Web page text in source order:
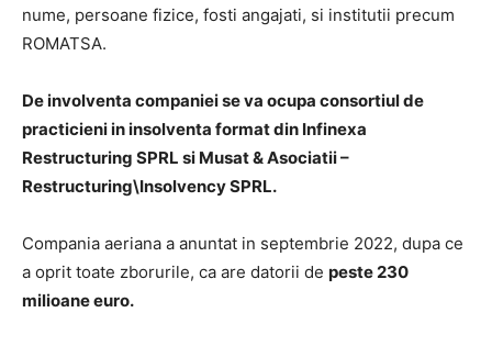
nume, persoane fizice, fosti angajati, si institutii precum
ROMATSA.
De involventa companiei se va ocupa consortiul de
practicieni in insolventa format din Infinexa
Restructuring SPRL si Musat & Asociatii –
Restructuring\Insolvency SPRL.
Compania aeriana a anuntat in septembrie 2022, dupa ce
a oprit toate zborurile, ca are datorii de peste 230
milioane euro.